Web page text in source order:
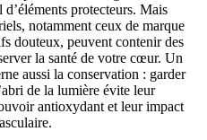
protecteurs. Mais
notamment ceux de marque
douteux, peuvent contenir des
la santé de votre cœur. Un
aussi la conservation : garder
de la lumière évite leur
antioxydant et leur impact